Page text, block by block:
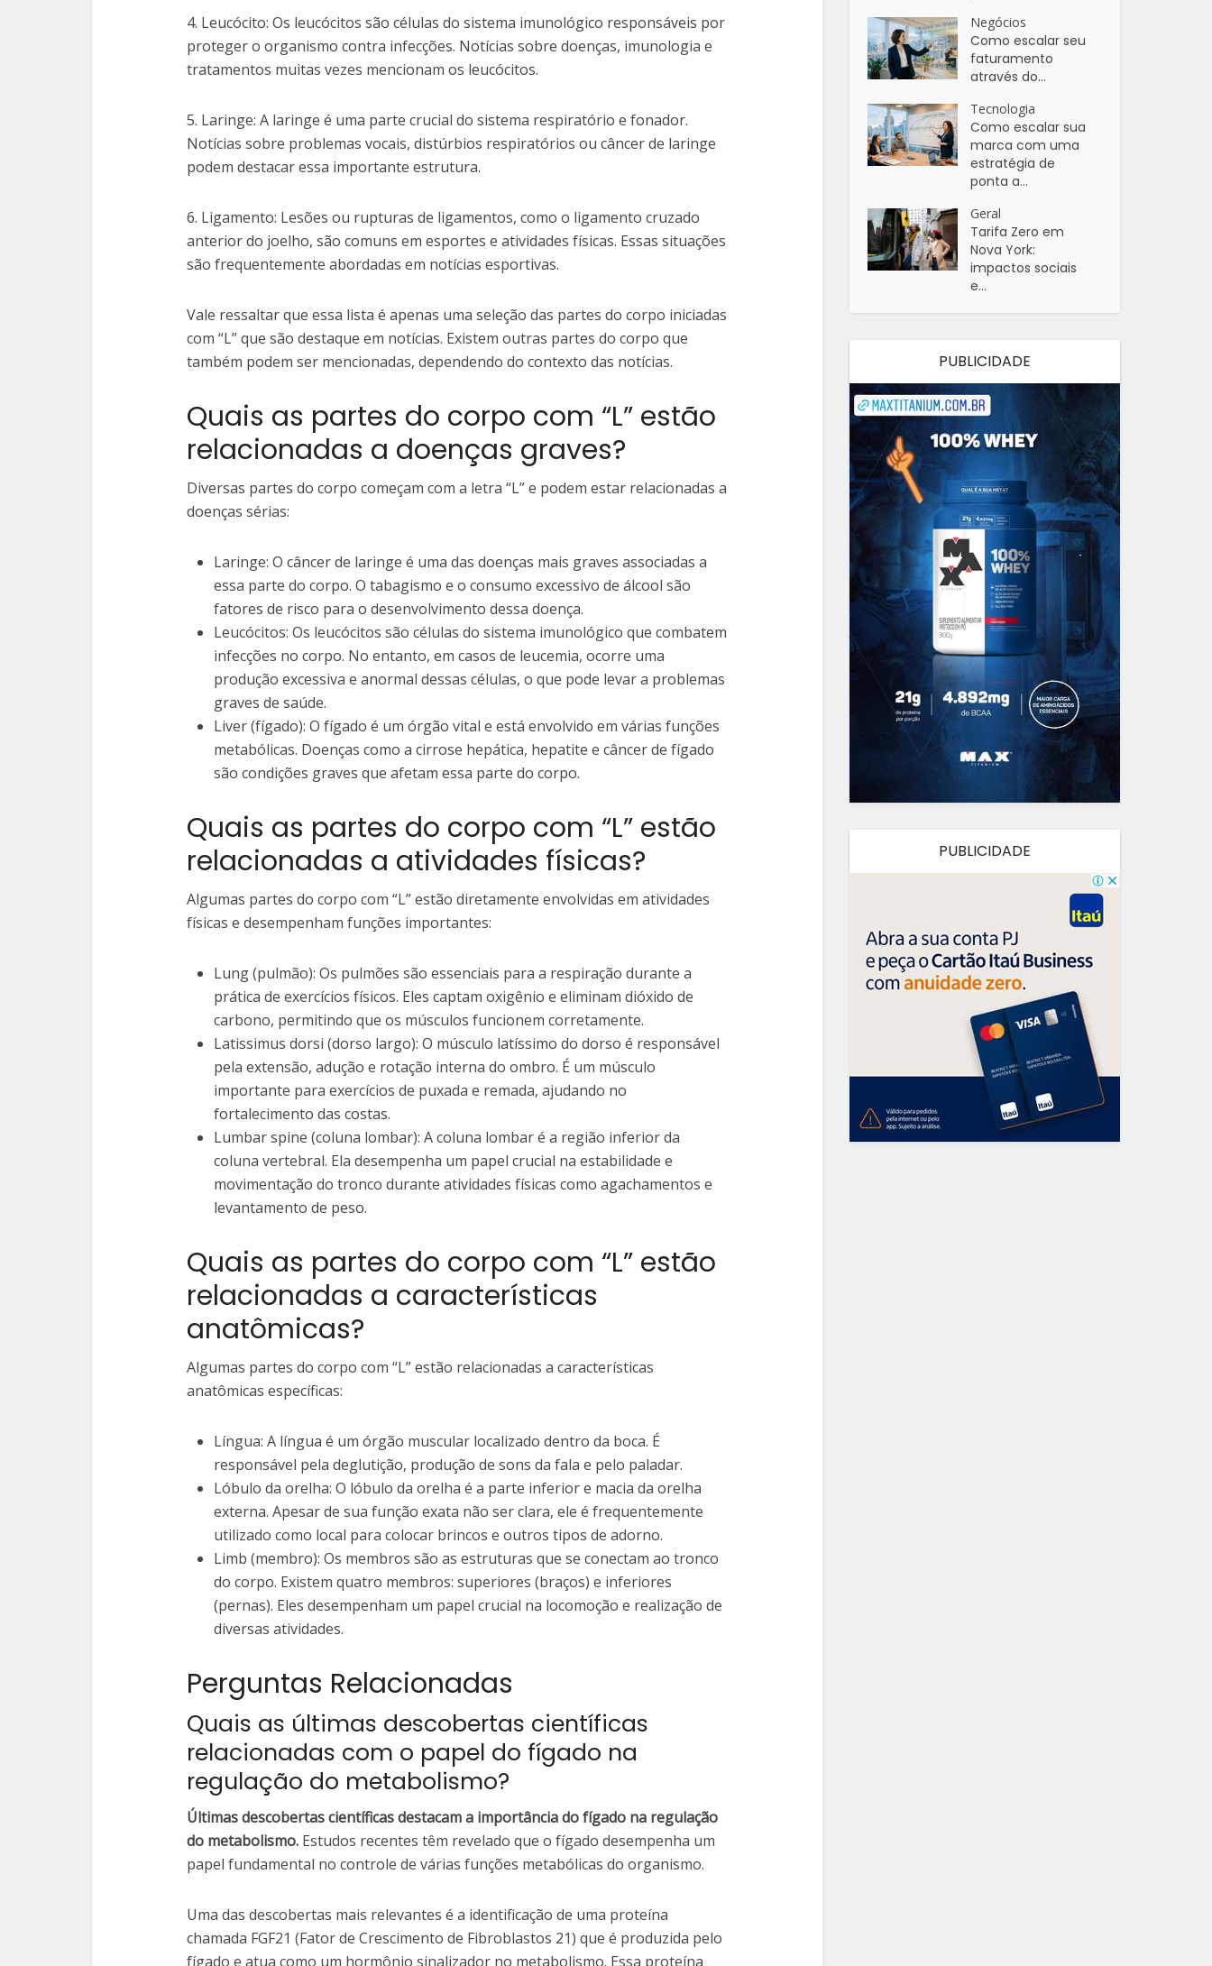
4. Leucócito: Os leucócitos são células do sistema imunológico responsáveis ​​por
proteger o organismo contra infecções. Notícias sobre doenças, imunologia e
tratamentos muitas vezes mencionam os leucócitos.
5. Laringe: A laringe é uma parte crucial do sistema respiratório e fonador.
Notícias sobre problemas vocais, distúrbios respiratórios ou câncer de laringe
podem destacar essa importante estrutura.
6. Ligamento: Lesões ou rupturas de ligamentos, como o ligamento cruzado
anterior do joelho, são comuns em esportes e atividades físicas. Essas situações
são frequentemente abordadas em notícias esportivas.
Vale ressaltar que essa lista é apenas uma seleção das partes do corpo iniciadas
com “L” que são destaque em notícias. Existem outras partes do corpo que
também podem ser mencionadas, dependendo do contexto das notícias.
Quais as partes do corpo com “L” estão
relacionadas a doenças graves?
Diversas partes do corpo começam com a letra “L” e podem estar relacionadas a
doenças sérias:
Laringe: O câncer de laringe é uma das doenças mais graves associadas a
essa parte do corpo. O tabagismo e o consumo excessivo de álcool são
fatores de risco para o desenvolvimento dessa doença.
Leucócitos: Os leucócitos são células do sistema imunológico que combatem
infecções no corpo. No entanto, em casos de leucemia, ocorre uma
produção excessiva e anormal dessas células, o que pode levar a problemas
graves de saúde.
Liver (fígado): O fígado é um órgão vital e está envolvido em várias funções
metabólicas. Doenças como a cirrose hepática, hepatite e câncer de fígado
são condições graves que afetam essa parte do corpo.
Quais as partes do corpo com “L” estão
relacionadas a atividades físicas?
Algumas partes do corpo com “L” estão diretamente envolvidas em atividades
físicas e desempenham funções importantes:
Lung (pulmão): Os pulmões são essenciais para a respiração durante a
prática de exercícios físicos. Eles captam oxigênio e eliminam dióxido de
carbono, permitindo que os músculos funcionem corretamente.
Latissimus dorsi (dorso largo): O músculo latíssimo do dorso é responsável
pela extensão, adução e rotação interna do ombro. É um músculo
importante para exercícios de puxada e remada, ajudando no
fortalecimento das costas.
Lumbar spine (coluna lombar): A coluna lombar é a região inferior da
coluna vertebral. Ela desempenha um papel crucial na estabilidade e
movimentação do tronco durante atividades físicas como agachamentos e
levantamento de peso.
Quais as partes do corpo com “L” estão
relacionadas a características
anatômicas?
Algumas partes do corpo com “L” estão relacionadas a características
anatômicas específicas:
Língua: A língua é um órgão muscular localizado dentro da boca. É
responsável pela deglutição, produção de sons da fala e pelo paladar.
Lóbulo da orelha: O lóbulo da orelha é a parte inferior e macia da orelha
externa. Apesar de sua função exata não ser clara, ele é frequentemente
utilizado como local para colocar brincos e outros tipos de adorno.
Limb (membro): Os membros são as estruturas que se conectam ao tronco
do corpo. Existem quatro membros: superiores (braços) e inferiores
(pernas). Eles desempenham um papel crucial na locomoção e realização de
diversas atividades.
Perguntas Relacionadas
Quais as últimas descobertas científicas
relacionadas com o papel do fígado na
regulação do metabolismo?
Últimas descobertas científicas destacam a importância do fígado na regulação
do metabolismo. Estudos recentes têm revelado que o fígado desempenha um
papel fundamental no controle de várias funções metabólicas do organismo.
Uma das descobertas mais relevantes é a identificação de uma proteína
chamada FGF21 (Fator de Crescimento de Fibroblastos 21) que é produzida pelo
fígado e atua como um hormônio sinalizador no metabolismo. Essa proteína
Negócios
Como escalar seu
faturamento
através do...
Tecnologia
Como escalar sua
marca com uma
estratégia de
ponta a...
Geral
Tarifa Zero em
Nova York:
impactos sociais
e...
PUBLICIDADE
PUBLICIDADE